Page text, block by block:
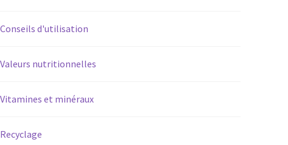
Conseils d'utilisation
Valeurs nutritionnelles
Vitamines et minéraux
Recyclage